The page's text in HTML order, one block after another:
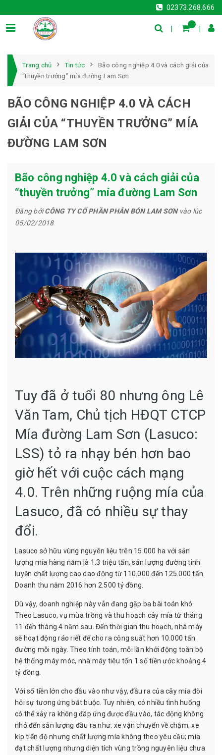
02373.268.666
Trang chủ Tin tức
Bão công nghiệp 4.0 và cách giải của
“thuyền trưởng” mía đường Lam Sơn
BÃO CÔNG NGHIỆP 4.0 VÀ CÁCH
GIẢI CỦA “THUYỀN TRƯỞNG” MÍA
ĐƯỜNG LAM SƠN
Bão công nghiệp 4.0 và cách giải của
“thuyền trưởng” mía đường Lam Sơn
Đăng bởiCÔNG TY CỔ PHẦN PHÂN BÓN LAM SƠNvào lúc
05/02/2018
Tuy đã ở tuổi 80 nhưng ông Lê
Văn Tam, Chủ tịch HĐQT CTCP
Mía đường Lam Sơn (Lasuco:
LSS) tỏ ra nhạy bén hơn bao
giờ hết với cuộc cách mạng
4.0. Trên những ruộng mía của
Lasuco, đã có nhiều sự thay
đổi.
Lasuco sở hữu vùng nguyên liệu trên 15.000 ha với sản
lượng mía hàng năm là 1,3 triệu tấn, sản lượng đường tinh
luyện chất lượng cao dao động từ 110.000 đến 125.000 tấn.
Doanh thu năm 2016 hơn 2.500 tỷ đồng.
Dù vậy, doanh nghiệp này vẫn đang gặp ba bài toán khó.
Theo Lasuco, vụ mùa trồng và thu hoạch cây mía từ tháng
11 đến tháng 4 năm sau. Đến thời gian thu hoạch, nhà máy
sẽ hoạt động ráo riết để cho ra công suất hơn 10.000 tấn
đường mỗi ngày. Theo tính toán, mỗi lần khởi động toàn bộ
hệ thống máy móc, nhà máy tiêu tốn 1 số tiền ước khoảng 4
tỷ đồng.
Với số tiền lớn cho đầu vào như vậy, đầu ra của cây mía đòi
hỏi sự tương ứng bắt buộc. Tuy nhiên, có nhiều tình huống
có thể xảy ra không đáp ứng được đầu vào, tác động không
nhỏ đến sản lượng đầu ra như: xe vận chuyển về chậm; xe
kịp tiến độ nhưng chất lượng mía không theo yêu cầu; mía
đạt chất lượng nhưng diện tích vùng trồng nguyên liệu chưa